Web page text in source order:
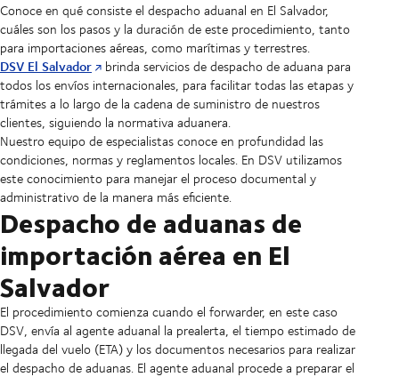
Conoce en qué consiste el despacho aduanal en El Salvador,
cuáles son los pasos y la duración de este procedimiento, tanto
para importaciones aéreas, como marítimas y terrestres.
DSV El Salvador
brinda servicios de despacho de aduana para
todos los envíos internacionales, para facilitar todas las etapas y
trámites a lo largo de la cadena de suministro de nuestros
clientes, siguiendo la normativa aduanera.
Nuestro equipo de especialistas conoce en profundidad las
condiciones, normas y reglamentos locales. En DSV utilizamos
este conocimiento para manejar el proceso documental y
administrativo de la manera más eficiente.
Despacho de aduanas de
importación aérea en El
Salvador
El procedimiento comienza cuando el forwarder, en este caso
DSV, envía al agente aduanal la prealerta, el tiempo estimado de
llegada del vuelo (ETA) y los documentos necesarios para realizar
el despacho de aduanas. El agente aduanal procede a preparar el